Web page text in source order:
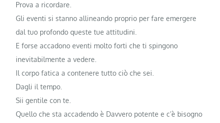
Prova a ricordare.
Gli eventi si stanno allineando proprio per fare emergere
dal tuo profondo queste tue attitudini.
E forse accadono eventi molto forti che ti spingono
inevitabilmente a vedere.
Il corpo fatica a contenere tutto ciò che sei.
Dagli il tempo.
Sii gentile con te.
Quello che sta accadendo è Davvero potente e c’è bisogno